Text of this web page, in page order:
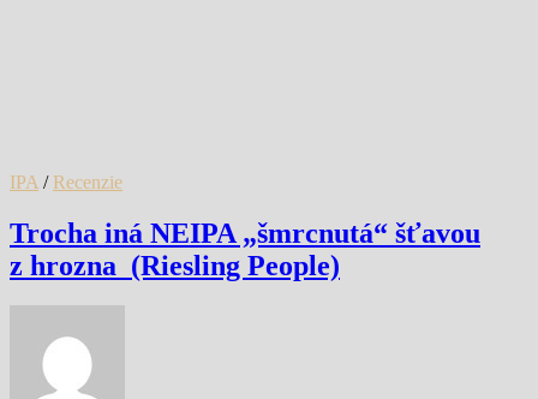
IPA / Recenzie
Trocha iná NEIPA „šmrcnutá“ šťavou
z hrozna (Riesling People)